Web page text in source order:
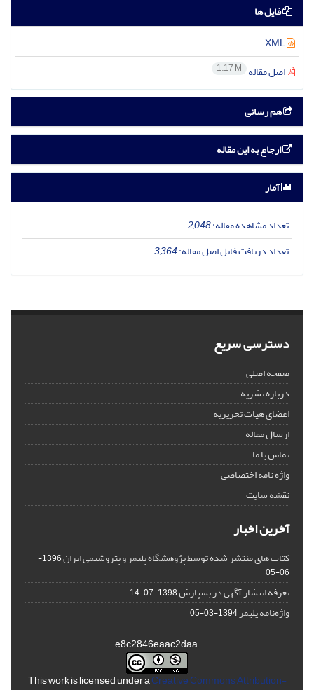
فایل ها
اصل مقاله 1.17 M
هم رسانی
ارجاع به این مقاله
آمار
تعداد مشاهده مقاله:2,048
تعداد دریافت فایل اصل مقاله:3,364
دسترسی سریع
صفحه اصلی
درباره نشریه
اعضای هیات تحریریه
ارسال مقاله
تماس با ما
واژه نامه اختصاصی
نقشه سایت
آخرین اخبار
کتاب های منتشر شده توسط پژوهشگاه پلیمر و پتروشیمی ایران
1396-
06-05
تعرفه انتشار آگهی در بسپارش1398-07-14
واژه‌نامه پلیمر1394-03-05
This work is licensed under aCreative Commons Attribution-